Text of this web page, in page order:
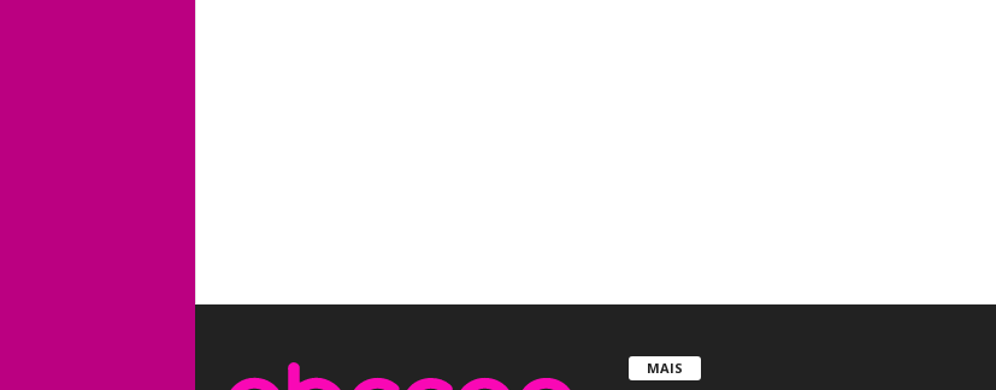
MAIS